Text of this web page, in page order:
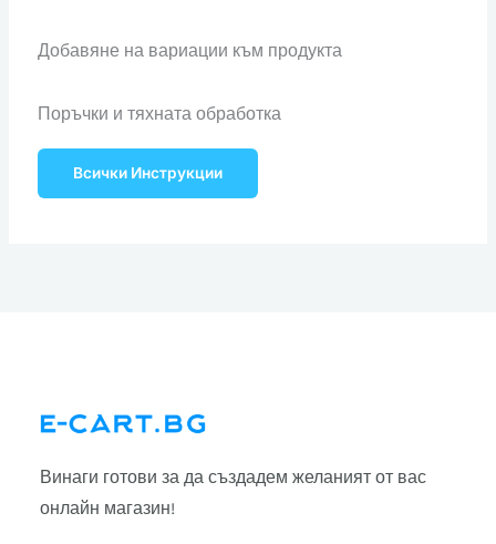
Добавяне на вариации към продукта
Поръчки и тяхната обработка
Всички Инструкции
Винаги готови за да създадем желаният от вас
онлайн магазин!